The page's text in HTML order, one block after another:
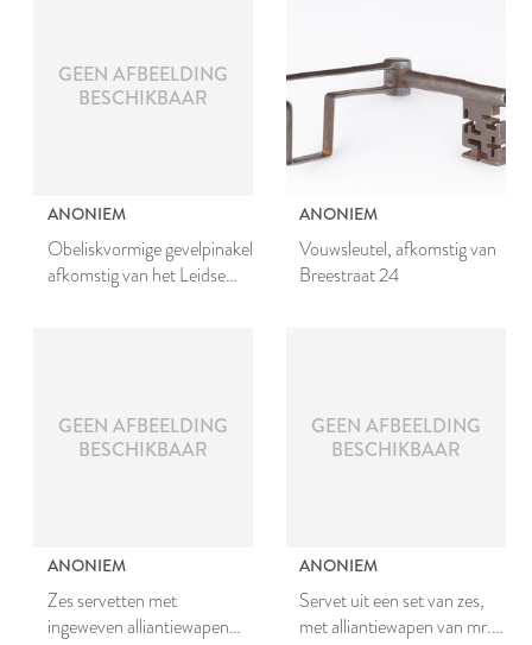
GEEN AFBEELDING
BESCHIKBAAR
ANONIEM
Obeliskvormige gevelpinakel
afkomstig van het Leidse
ANONIEM
Vouwsleutel, afkomstig van
Breestraat 24
GEEN AFBEELDING
BESCHIKBAAR
ANONIEM
Zes servetten met
ingeweven alliantiewapen
GEEN AFBEELDING
BESCHIKBAAR
ANONIEM
Servet uit een set van zes,
met alliantiewapen van mr.